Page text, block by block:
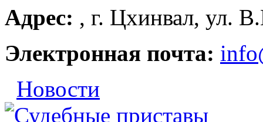
Адрес: , г. Цхинвал, ул.
Электронная почта:
Новости